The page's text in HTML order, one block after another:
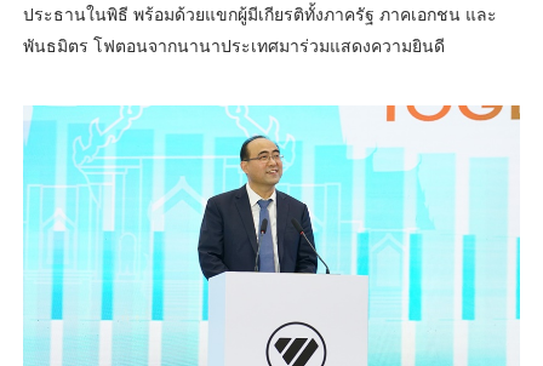
ประธานในพิธี พร้อมด้วยแขกผู้มีเกียรติทั้งภาครัฐ ภาคเอกชน และ
พันธมิตร โฟตอนจากนานาประเทศมาร่วมแสดงความยินดี